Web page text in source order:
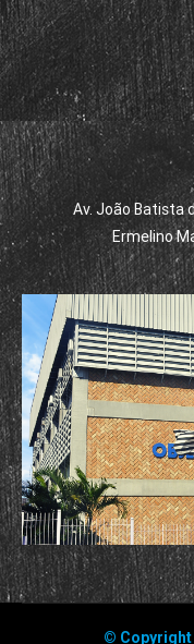
Av. João Batista
Ermelino
© Copyright